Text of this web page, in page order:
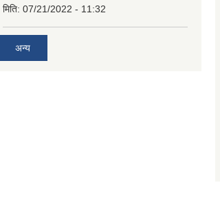
मिति: 07/21/2022 - 11:32
अन्य